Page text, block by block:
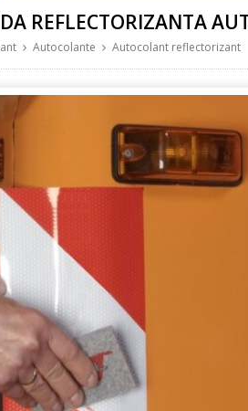
REFLECTORIZANTA
Autocolante Autocolant reflectorizant